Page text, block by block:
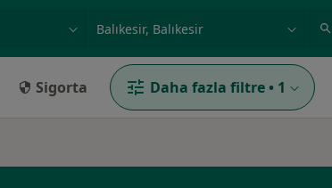
Sigorta Daha fazla filtre • 1